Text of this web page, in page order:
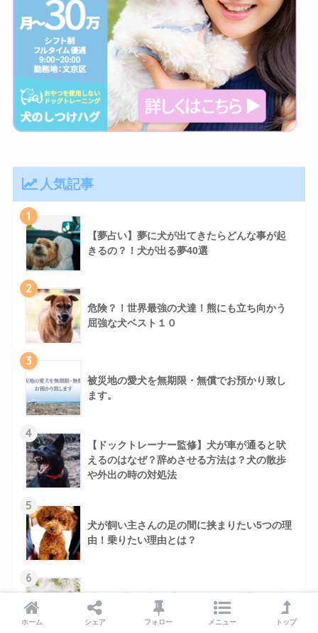
人気記事
1
【夢占い】夢に犬が出てきたらどんな事が起
きるの？！犬が出る夢40選
2
危険？！世界最強の犬達！熊にも立ち向かう
屈強な犬ベスト１０
3
被災地の愛犬を無期限・無償でお預かり致し
ます。
4
【ドックトレーナー監修】犬が車が通ると吠
えるのはなぜ？辞めさせる方法は？犬の散歩
や外出の時の対処法
5
犬が飼い主さんの足の間に挟まりたい5つの理
由！乗りたい理由とは？
6
材を使って【愛犬料理レシピ】
ホーム シェア フォロー メニュー トップ